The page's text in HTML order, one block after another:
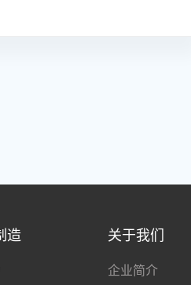
造 关于我们
企业简介